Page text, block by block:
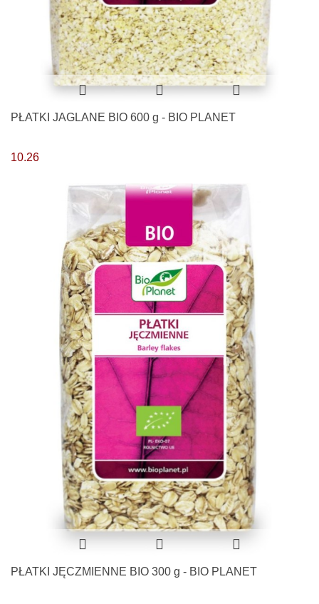
PŁATKI JAGLANE BIO 600 g - BIO PLANET
10.26
PŁATKI JĘCZMIENNE BIO 300 g - BIO PLANET